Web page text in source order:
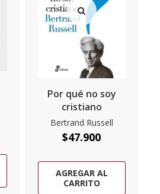
Por qué no soy
cristiano
Bertrand Russell
$47.900
AGREGAR AL
CARRITO